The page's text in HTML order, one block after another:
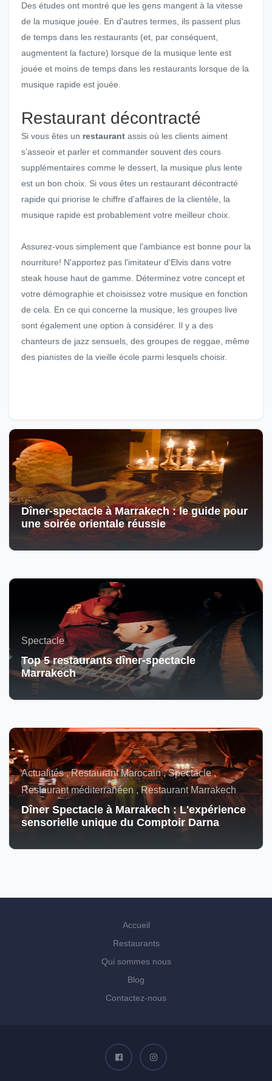
Des études ont montré que les gens mangent à la vitesse
de la musique jouée. En d'autres termes, ils passent plus
de temps dans les restaurants (et, par conséquent,
augmentent la facture) lorsque de la musique lente est
jouée et moins de temps dans les restaurants lorsque de la
musique rapide est jouée.
Restaurant décontracté
Si vous êtes un restaurant assis où les clients aiment
s’asseoir et parler et commander souvent des cours
supplémentaires comme le dessert, la musique plus lente
est un bon choix. Si vous êtes un restaurant décontracté
rapide qui priorise le chiffre d'affaires de la clientèle, la
musique rapide est probablement votre meilleur choix.
Assurez-vous simplement que l'ambiance est bonne pour la
nourriture! N'apportez pas l'imitateur d'Elvis dans votre
steak house haut de gamme. Déterminez votre concept et
votre démographie et choisissez votre musique en fonction
de cela. En ce qui concerne la musique, les groupes live
sont également une option à considérer. Il y a des
chanteurs de jazz sensuels, des groupes de reggae, même
des pianistes de la vieille école parmi lesquels choisir.
Dîner-spectacle à Marrakech : le guide pour
une soirée orientale réussie
Spectacle
Top 5 restaurants dîner-spectacle
Marrakech
Actualités , Restaurant Marocain , Spectacle ,
Restaurant méditerranéen , Restaurant Marrakech
Dîner Spectacle à Marrakech : L'expérience
sensorielle unique du Comptoir Darna
Accueil
Restaurants
Qui sommes nous
Blog
Contactez-nous